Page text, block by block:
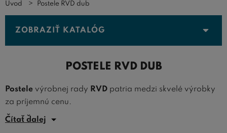
Úvod Postele RVD dub
ZOBRAZIŤ KATALÓG
POSTELE RVD DUB
Postele výrobnej rady RVD patria medzi skvelé výrobky
za príjemnú cenu.
Výrobaprebieha v moderne zariadenej stolárni v
Čítať ďalej